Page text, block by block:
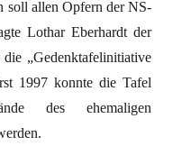
soll allen Opfern der NS-
Lothar Eberhardt der
„Gedenktafelinitiative
1997 konnte die Tafel
des ehemaligen